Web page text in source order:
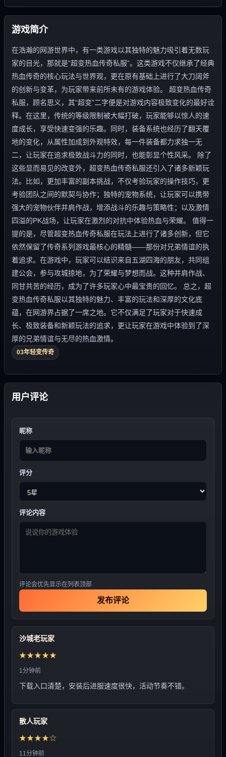
游戏简介
在浩瀚的网游世界中，有一类游戏以其独特的魅力吸引着无数玩
家的目光，那就是“超变热血传奇私服”。这类游戏不仅继承了经典
热血传奇的核心玩法与世界观，更在原有基础上进行了大刀阔斧
的创新与变革，为玩家带来前所未有的游戏体验。 超变热血传奇
私服，顾名思义，其“超变”二字便是对游戏内容极致变化的最好诠
释。在这里，传统的等级限制被大幅打破，玩家能够以惊人的速
度成长，享受快速变强的乐趣。同时，装备系统也经历了翻天覆
地的变化，从属性加成到外观特效，每一件装备都力求独一无
二，让玩家在追求极致战斗力的同时，也能彰显个性风采。 除了
这些显而易见的改变外，超变热血传奇私服还引入了诸多新颖玩
法。比如，更加丰富的副本挑战，不仅考验玩家的操作技巧，更
考验团队之间的默契与协作；独特的宠物系统，让玩家可以携带
强大的宠物伙伴并肩作战，增添战斗的乐趣与策略性；以及激情
四溢的PK战场，让玩家在激烈的对抗中体验热血与荣耀。 值得一
提的是，尽管超变热血传奇私服在玩法上进行了诸多创新，但它
依然保留了传奇系列游戏最核心的精髓——那份对兄弟情谊的执
着追求。在游戏中，玩家可以结识来自五湖四海的朋友，共同组
建公会，参与攻城掠地，为了荣耀与梦想而战。这种并肩作战、
同甘共苦的经历，成为了许多玩家心中最宝贵的回忆。 总之，超
变热血传奇私服以其独特的魅力、丰富的玩法和深厚的文化底
蕴，在网游界占据了一席之地。它不仅满足了玩家对于快速成
长、极致装备和新颖玩法的追求，更让玩家在游戏中体验到了深
厚的兄弟情谊与无尽的热血激情。
03年轻变传奇
用户评论
昵称
评分
评论内容
评论会优先显示在列表顶部
发布评论
沙城老玩家
★★★★★
1分钟前
下载入口清楚，安装后进服速度很快，活动节奏不错。
散人玩家
★★★★☆
11分钟前